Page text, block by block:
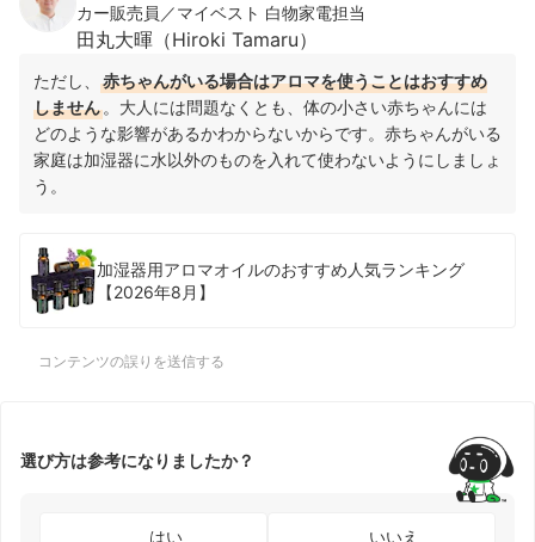
カー販売員／マイベスト 白物家電担当
田丸大暉（Hiroki Tamaru）
ただし、
赤ちゃんがいる場合はアロマを使うことはおすすめ
しません 。大人には問題なくとも、体の小さい赤ちゃんには
どのような影響があるかわからないからです。赤ちゃんがいる
家庭は加湿器に水以外のものを入れて使わないようにしましょ
う。
加湿器用アロマオイルのおすすめ人気ランキング
【2026年8月】
コンテンツの誤りを送信する
選び方は参考になりましたか？
はい いいえ